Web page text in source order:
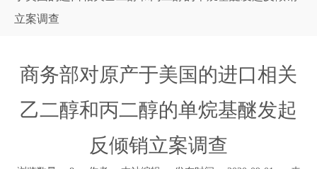
立案调查
商务部对原产于美国的进口相关
乙二醇和丙二醇的单烷基醚发起
反倾销立案调查